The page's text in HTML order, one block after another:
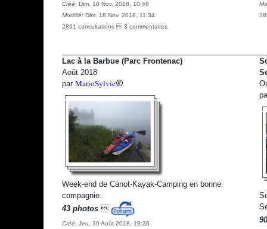
Créé: Dim. 18 Nov. 2018, 10:46
Modifié: Dim. 18 Nov. 2018, 11:34
2891 consultations  3 commentaires
Lac à la Barbue (Parc Frontenac)
Août 2018
par MarioSylvie
Week-end de Canot-Kayak-Camping en bonne
compagnie.
43 photos
Créé: Jeu. 30 Août 2018, 19:36